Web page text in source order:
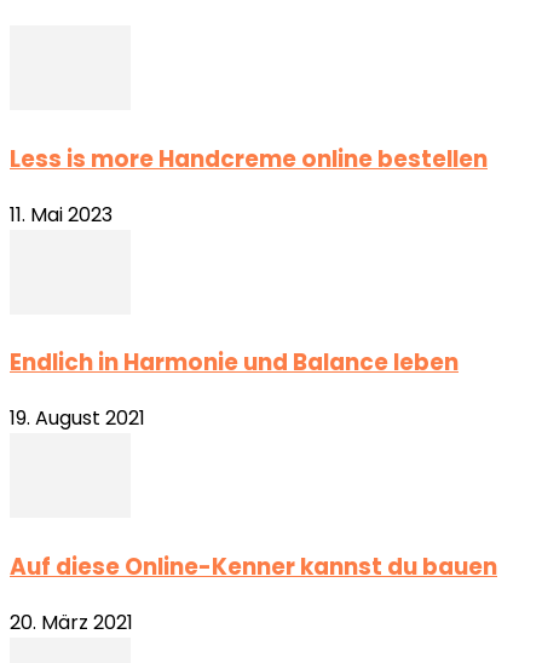
Less is more Handcreme online bestellen
11. Mai 2023
Endlich in Harmonie und Balance leben
19. August 2021
Auf diese Online-Kenner kannst du bauen
20. März 2021